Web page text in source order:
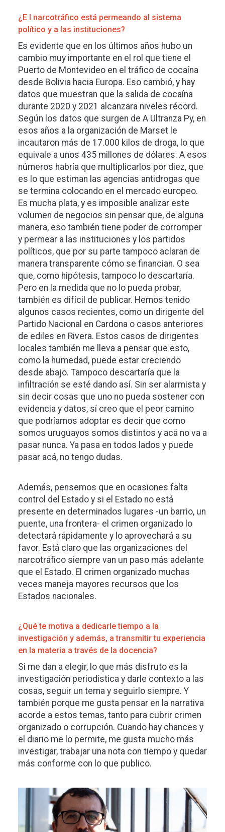
¿E l narcotráfico está permeando al sistema
político y a las instituciones?
Es evidente que en los últimos años hubo un
cambio muy importante en el rol que tiene el
Puerto de Montevideo en el tráfico de cocaína
desde Bolivia hacia Europa. Eso cambió, y hay
datos que muestran que la salida de cocaína
durante 2020 y 2021 alcanzara niveles récord.
Según los datos que surgen de A Ultranza Py, en
esos años a la organización de Marset le
incautaron más de 17.000 kilos de droga, lo que
equivale a unos 435 millones de dólares. A esos
números habría que multiplicarlos por diez, que
es lo que estiman las agencias antidrogas que
se termina colocando en el mercado europeo.
Es mucha plata, y es imposible analizar este
volumen de negocios sin pensar que, de alguna
manera, eso también tiene poder de corromper
y permear a las instituciones y los partidos
políticos, que por su parte tampoco aclaran de
manera transparente cómo se financian. O sea
que, como hipótesis, tampoco lo descartaría.
Pero en la medida que no lo pueda probar,
también es difícil de publicar. Hemos tenido
algunos casos recientes, como un dirigente del
Partido Nacional en Cardona o casos anteriores
de ediles en Rivera. Estos casos de dirigentes
locales también me lleva a pensar que esto,
como la humedad, puede estar creciendo
desde abajo. Tampoco descartaría que la
infiltración se esté dando así. Sin ser alarmista y
sin decir cosas que uno no pueda sostener con
evidencia y datos, sí creo que el peor camino
que podríamos adoptar es decir que como
somos uruguayos somos distintos y acá no va a
pasar nunca. Ya pasa en todos lados y puede
pasar acá, no tengo dudas.
Además, pensemos que en ocasiones falta
control del Estado y si el Estado no está
presente en determinados lugares -un barrio, un
puente, una frontera- el crimen organizado lo
detectará rápidamente y lo aprovechará a su
favor. Está claro que las organizaciones del
narcotráfico siempre van un paso más adelante
que el Estado. El crimen organizado muchas
veces maneja mayores recursos que los
Estados nacionales.
¿Qué te motiva a dedicarle tiempo a la
investigación y además, a transmitir tu experiencia
en la materia a través de la docencia?
Si me dan a elegir, lo que más disfruto es la
investigación periodística y darle contexto a las
cosas, seguir un tema y seguirlo siempre. Y
también porque me gusta pensar en la narrativa
acorde a estos temas, tanto para cubrir crimen
organizado o corrupción. Cuando hay chances y
el diario me lo permite, me gusta mucho más
investigar, trabajar una nota con tiempo y quedar
más conforme con lo que publico.
Imagen